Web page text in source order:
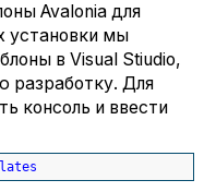
Avalonia для
установки мы
в Visual Stiudio,
разработку. Для
консоль и ввести